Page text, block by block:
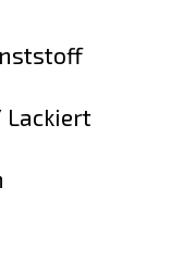
Lackiert